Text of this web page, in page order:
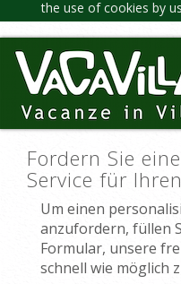
the use of cookies by us
Fordern Sie
Service für
Um einen
anzufordern, füllen
Formular, unsere
schnell wie möglich